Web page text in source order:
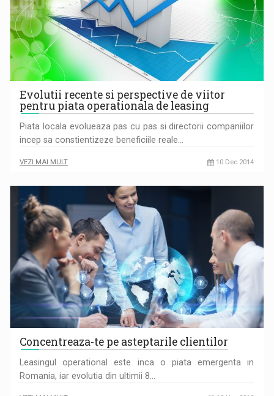
Evolutii recente si perspective de viitor
pentru piata operationala de leasing
Piata locala evolueaza pas cu pas si directorii companiilor
incep sa constientizeze beneficiile reale…
VEZI MAI MULT 10 Dec 2014
Concentreaza-te pe asteptarile clientilor
Leasingul operational este inca o piata emergenta in
Romania, iar evolutia din ultimii 8…